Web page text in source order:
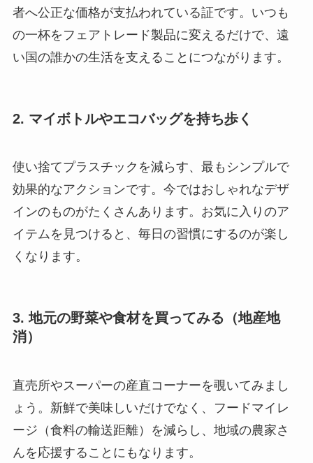
者へ公正な価格が支払われている証です。いつも
の一杯をフェアトレード製品に変えるだけで、遠
い国の誰かの生活を支えることにつながります。
2. マイボトルやエコバッグを持ち歩く
使い捨てプラスチックを減らす、最もシンプルで
効果的なアクションです。今ではおしゃれなデザ
インのものがたくさんあります。お気に入りのア
イテムを見つけると、毎日の習慣にするのが楽し
くなります。
3. 地元の野菜や食材を買ってみる（地産地
消）
直売所やスーパーの産直コーナーを覗いてみまし
ょう。新鮮で美味しいだけでなく、フードマイレ
ージ（食料の輸送距離）を減らし、地域の農家さ
んを応援することにもなります。